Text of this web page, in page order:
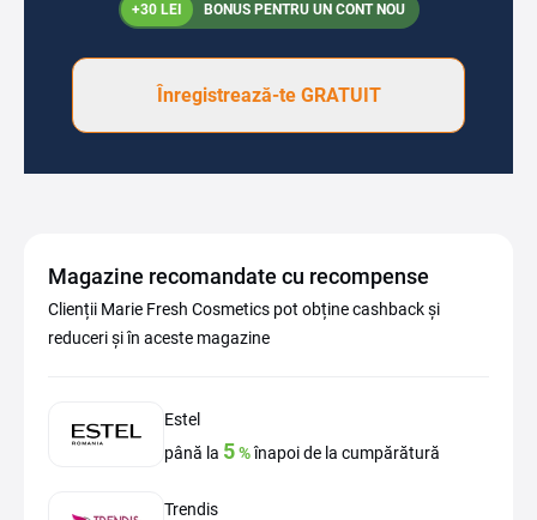
+30 LEI BONUS PENTRU UN CONT NOU
Înregistrează-te GRATUIT
Magazine recomandate cu recompense
Clienții Marie Fresh Cosmetics pot obține cashback și
reduceri și în aceste magazine
Estel
până la 5%înapoi de la cumpărătură
Trendis